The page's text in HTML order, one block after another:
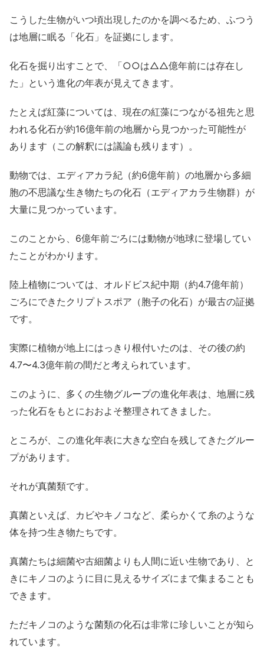
こうした生物がいつ頃出現したのかを調べるため、ふつう
は地層に眠る「化石」を証拠にします。
化石を掘り出すことで、「○○は△△億年前には存在し
た」という進化の年表が見えてきます。
たとえば紅藻については、現在の紅藻につながる祖先と思
われる化石が約16億年前の地層から見つかった可能性が
あります（この解釈には議論も残ります）。
動物では、エディアカラ紀（約6億年前）の地層から多細
胞の不思議な生き物たちの化石（エディアカラ生物群）が
大量に見つかっています。
このことから、6億年前ごろには動物が地球に登場してい
たことがわかります。
陸上植物については、オルドビス紀中期（約4.7億年前）
ごろにできたクリプトスポア（胞子の化石）が最古の証拠
です。
実際に植物が地上にはっきり根付いたのは、その後の約
4.7〜4.3億年前の間だと考えられています。
このように、多くの生物グループの進化年表は、地層に残
った化石をもとにおおよそ整理されてきました。
ところが、この進化年表に大きな空白を残してきたグルー
プがあります。
それが真菌類です。
真菌といえば、カビやキノコなど、柔らかくて糸のような
体を持つ生き物たちです。
真菌たちは細菌や古細菌よりも人間に近い生物であり、と
きにキノコのように目に見えるサイズにまで集まることも
できます。
ただキノコのような菌類の化石は非常に珍しいことが知ら
れています。